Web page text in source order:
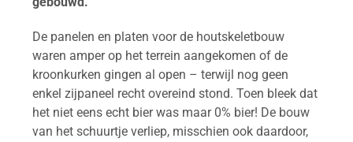
De panelen en platen voor de houtskeletbouw
waren amper op het terrein aangekomen of de
kroonkurken gingen al open – terwijl nog geen
enkel zijpaneel recht overeind stond. Toen bleek dat
het niet eens echt bier was maar 0% bier! De bouw
van het schuurtje verliep, misschien ook daardoor,